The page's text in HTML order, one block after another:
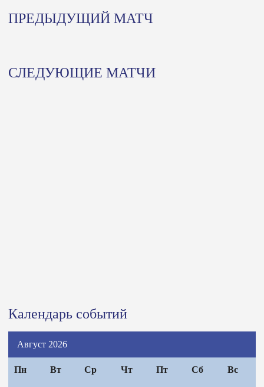
ПРЕДЫДУЩИЙ МАТЧ
СЛЕДУЮЩИЕ МАТЧИ
Календарь событий
Август 2026
Пн Вт Ср Чт Пт Сб Вс